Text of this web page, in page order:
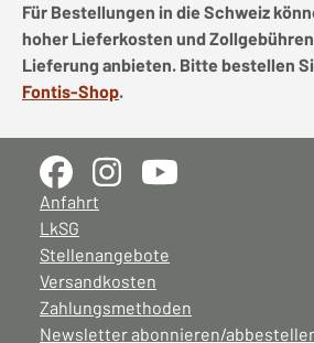
Für Bestellungen in die Schweiz
hoher Lieferkosten und
Lieferung anbieten. Bitte bestellen
Fontis-Shop.
Anfahrt
LkSG
Stellenangebote
Versandkosten
Zahlungsmethoden
Newsletter abonnieren/